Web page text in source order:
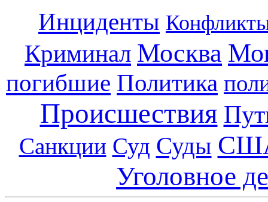
Инциденты
Криминал Москва
погибшие Политика
Происшествия
Санкции Суд Суды
Уголовное